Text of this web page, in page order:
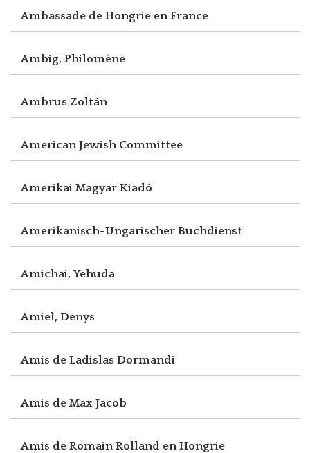
Ambassade de Hongrie en France
Ambig, Philomène
Ambrus Zoltán
American Jewish Committee
Amerikai Magyar Kiadó
Amerikanisch-Ungarischer Buchdienst
Amichai, Yehuda
Amiel, Denys
Amis de Ladislas Dormandi
Amis de Max Jacob
Amis de Romain Rolland en Hongrie